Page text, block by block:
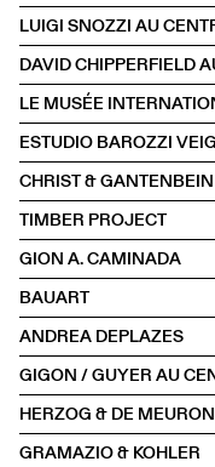
LUIGI SNOZZI AU
DAVID CHIPPERFIELD
LE MUSÉE
ESTUDIO BAROZZI
CHRIST & GANTENBEIN
TIMBER PROJECT
GION A. CAMINADA
BAUART
ANDREA DEPLAZES
GIGON / GUYER AU
HERZOG & DE
GRAMAZIO & KOHLER